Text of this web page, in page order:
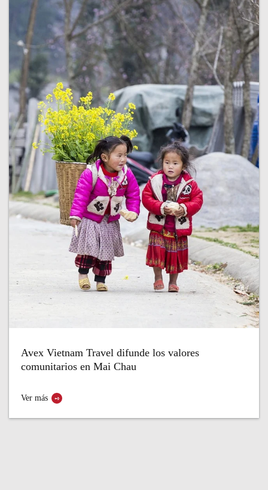
Avex Vietnam Travel difunde los valores
comunitarios en Mai Chau
Ver más